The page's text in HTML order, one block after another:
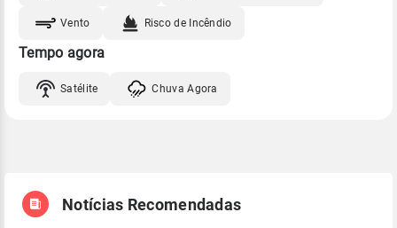
Vento Risco de Incêndio
Tempo agora
Satélite Chuva Agora
Notícias Recomendadas